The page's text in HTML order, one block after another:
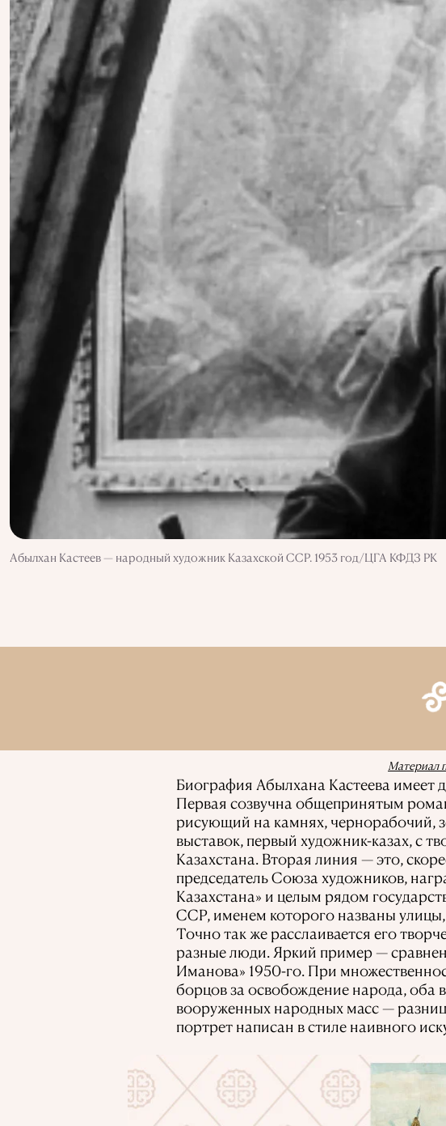
Абылхан Кастеев — народный художник Казахской ССР. 1953 год/ЦГА КФДЗ РК
Материал
Биография Абылхана Кастеева имеет
Первая созвучна общепринятым
рисующий на камнях, чернорабочий,
выставок, первый художник-казах, с
Казахстана. Вторая линия — это,
председатель Союза художников,
Казахстана» и целым рядом
ССР, именем которого названы
Точно так же расслаивается его
разные люди. Яркий пример —
Иманова» 1950-го. При
борцов за освобождение народа, оба
вооруженных народных масс —
портрет написан в стиле наивного